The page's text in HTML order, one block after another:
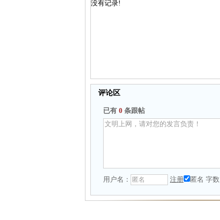
没有记录!
评论区
已有 0 条跟帖
用户名： 注册 匿名 字